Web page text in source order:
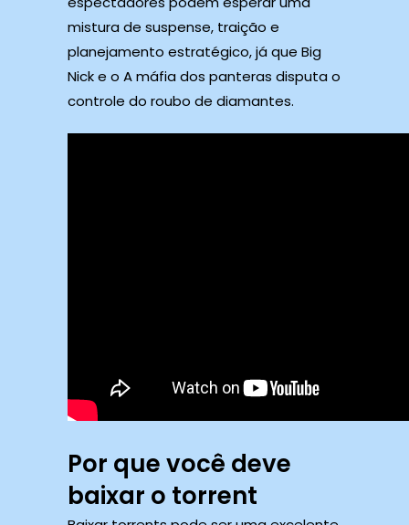
mistura de suspense, traição e
planejamento estratégico, já que Big
Nick e o A máfia dos panteras disputa o
controle do roubo de diamantes.
Por que você deve
baixar o torrent